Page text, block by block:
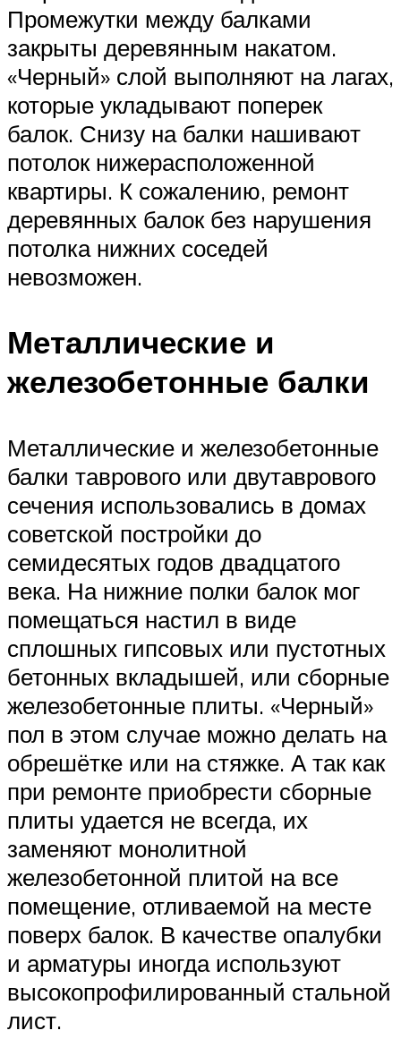
Промежутки между балками
закрыты деревянным накатом.
«Черный» слой выполняют на лагах,
которые укладывают поперек
балок. Снизу на балки нашивают
потолок нижерасположенной
квартиры. К сожалению, ремонт
деревянных балок без нарушения
потолка нижних соседей
невозможен.
Металлические и
железобетонные балки
Металлические и железобетонные
балки таврового или двутаврового
сечения использовались в домах
советской постройки до
семидесятых годов двадцатого
века. На нижние полки балок мог
помещаться настил в виде
сплошных гипсовых или пустотных
бетонных вкладышей, или сборные
железобетонные плиты. «Черный»
пол в этом случае можно делать на
обрешётке или на стяжке. А так как
при ремонте приобрести сборные
плиты удается не всегда, их
заменяют монолитной
железобетонной плитой на все
помещение, отливаемой на месте
поверх балок. В качестве опалубки
и арматуры иногда используют
высокопрофилированный стальной
лист.